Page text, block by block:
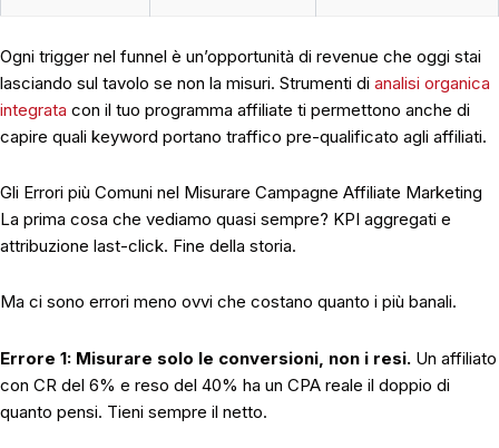
Ogni trigger nel funnel è un’opportunità di revenue che oggi stai
lasciando sul tavolo se non la misuri. Strumenti di analisi organica
integrata con il tuo programma affiliate ti permettono anche di
capire quali keyword portano traffico pre-qualificato agli affiliati.
Gli Errori più Comuni nel Misurare Campagne Affiliate Marketing
La prima cosa che vediamo quasi sempre? KPI aggregati e
attribuzione last-click. Fine della storia.
Ma ci sono errori meno ovvi che costano quanto i più banali.
Errore 1: Misurare solo le conversioni, non i resi. Un affiliato
con CR del 6% e reso del 40% ha un CPA reale il doppio di
quanto pensi. Tieni sempre il netto.